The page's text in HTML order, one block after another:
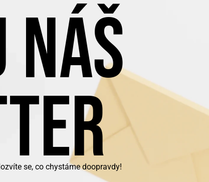
NÁŠ
se, co chystáme doopravdy!